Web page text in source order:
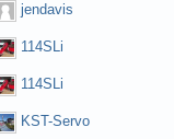
jendavis
114SLi
114SLi
KST-Servo